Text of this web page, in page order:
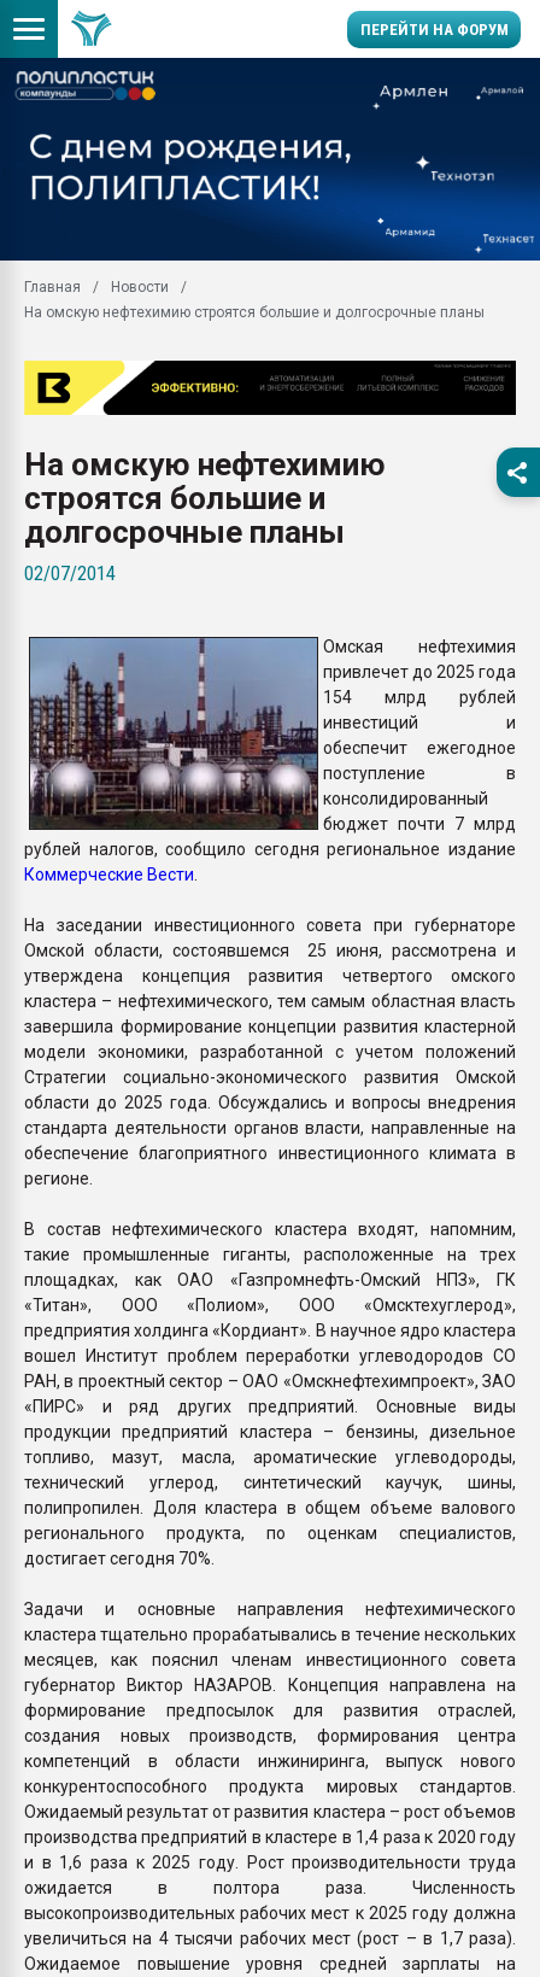
ПЕРЕЙТИ НА ФОРУМ
заводу пластмасс"
Подмосковье, Москва
28.07.2026
пластмасс
28.07.2026
ПЕРЕЙТИ НА
Главная
Новости
На омскую нефтехимию строятся большие и долгосрочные планы
На омскую нефтехимию
строятся большие и
долгосрочные планы
02/07/2014
Омская нефтехимия
привлечет до 2025 года
154 млрд рублей
инвестиций и
обеспечит ежегодное
поступление в
консолидированный
бюджет почти 7 млрд
рублей налогов, сообщило сегодня региональное издание
Коммерческие Вести
На заседании инвестиционного совета при губернаторе
Омской области, состоявшемся 25 июня, рассмотрена и
утверждена концепция развития четвертого омского
кластера – нефтехимического, тем самым областная власть
завершила формирование концепции развития кластерной
модели экономики, разработанной с учетом положений
Стратегии социально-экономического развития Омской
области до 2025 года. Обсуждались и вопросы внедрения
стандарта деятельности органов власти, направленные на
обеспечение благоприятного инвестиционного климата в
регионе.
В состав нефтехимического кластера входят, напомним,
такие промышленные гиганты, расположенные на трех
площадках, как ОАО «Газпромнефть-Омский НПЗ», ГК
«Титан», ООО «Полиом», ООО «Омсктехуглерод»,
предприятия холдинга «Кордиант». В научное ядро кластера
вошел Институт проблем переработки углеводородов СО
РАН, в проектный сектор – ОАО «Омскнефтехимпроект», ЗАО
«ПИРС» и ряд других предприятий. Основные виды
продукции предприятий кластера – бензины, дизельное
топливо, мазут, масла, ароматические углеводороды,
технический углерод, синтетический каучук, шины,
полипропилен. Доля кластера в общем объеме валового
регионального продукта, по оценкам специалистов,
достигает сегодня 70%.
Задачи и основные направления нефтехимического
кластера тщательно прорабатывались в течение нескольких
месяцев, как пояснил членам инвестиционного совета
губернатор Виктор НАЗАРОВ. Концепция направлена на
формирование предпосылок для развития отраслей,
создания новых производств, формирования центра
компетенций в области инжиниринга, выпуск нового
конкурентоспособного продукта мировых стандартов.
Ожидаемый результат от развития кластера – рост объемов
производства предприятий в кластере в 1,4 раза к 2020 году
и в 1,6 раза к 2025 году. Рост производительности труда
ожидается в полтора раза. Численность
высокопроизводительных рабочих мест к 2025 году должна
увеличиться на 4 тысячи рабочих мест (рост – в 1,7 раза).
Ожидаемое повышение уровня средней зарплаты на